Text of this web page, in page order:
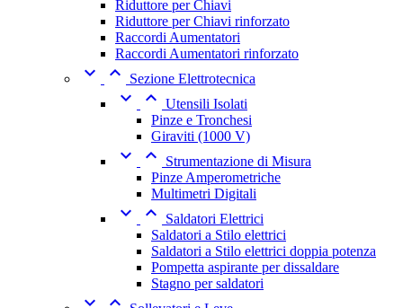
Riduttore per Chiavi
Riduttore per Chiavi rinforzato
Raccordi Aumentatori
Raccordi Aumentatori rinforzato
  Sezione Elettrotecnica
  Utensili Isolati
Pinze e Tronchesi
Giraviti (1000 V)
 
Strumentazione di Misura
Pinze Amperometriche
Multimetri Digitali
 
Saldatori Elettrici
Saldatori a Stilo elettrici
Saldatori a Stilo elettrici doppia potenza
Pompetta aspirante per dissaldare
Stagno per saldatori
 